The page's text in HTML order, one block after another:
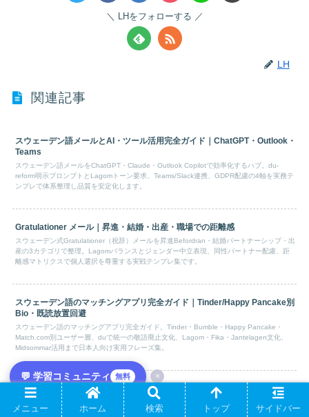
💬 学習コミュニティ 無料 ×
LHをフォローする
LH
関連記事
スウェーデン語メールとAI・ツール活用完全ガイド｜ChatGPT・Outlook・
Teams
スウェーデン語メールをChatGPT・Claude・Outlook Copilotで効率化するハブ。du-
reform明示プロンプトとLagomトーン要求、Teams/Slack連携、GDPR配慮の4軸を実務テ
ンプレで体系整理し品質を安定化します。
Gratulationer メール｜昇進・結婚・出産・職場での距離感
スウェーデン式Gratulationer（祝辞）メールを昇進Befordran・結婚パートナーシップ・出
産の3カテゴリで整理。Lagomバランスとジェンダー中立表現、同性パートナー配慮、距
離感マトリクスで個人選択を尊重する実戦テンプレ集です。
スウェーデン語のマッチングアプリ完全ガイド｜Tinder/Happy Pancake別
Bio・既読放置回避
スウェーデン語のマッチングアプリ完全ガイド。Tinder・Bumble・Happy Pancake・
Match.com別ユーザー層、duで統一の敬語廃止文化、Lagom・Fika・Jantelagen文化、
Midsommar活用まで日本人向け実用フレーズ集。
スウェーデン語のデザイン思考フレーズ｜共感・発想・試作の表現
スウェーデン語のデザイン思考で使う実用フレーズを場面別に徹底解説。デザイン思考の
定番表現をスウェーデン語・カタカナ発音・日本語訳の3点セットで紹介します。日本人学
メニュー ホーム 検索 トップ サイドバー